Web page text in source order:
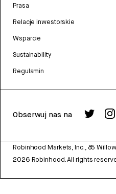
Prasa
Relacje inwestorskie
Wsparcie
Sustainability
Regulamin
Obserwuj nas na
Robinhood Markets, Inc., 85
2026 Robinhood. All rights